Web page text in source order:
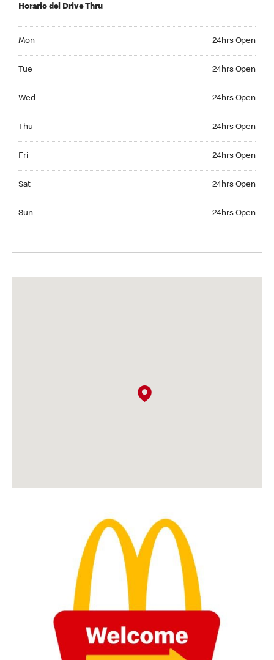
Horario del Drive Thru
Mon 24hrs Open
Tue 24hrs Open
Wed 24hrs Open
Thu 24hrs Open
Fri 24hrs Open
Sat 24hrs Open
Sun 24hrs Open